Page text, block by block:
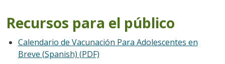
Recursos para el público
Calendario de Vacunación Para Adolescentes en
Breve (Spanish) (PDF)